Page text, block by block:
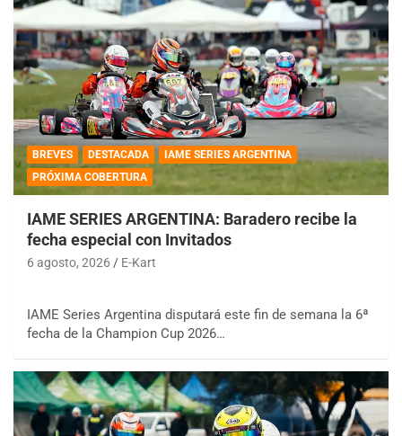
BREVES DESTACADA
IAME SERIES ARGENTINA
PRÓXIMA COBERTURA
IAME SERIES ARGENTINA: Baradero recibe la
fecha especial con Invitados
6 agosto, 2026 E-Kart
IAME Series Argentina disputará este fin de semana la 6ª
fecha de la Champion Cup 2026…